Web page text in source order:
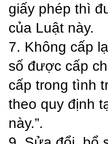
giấy phép thì
của Luật này.
7. Không cấp
số được cấp
cấp trong tình
theo quy định
này.”.